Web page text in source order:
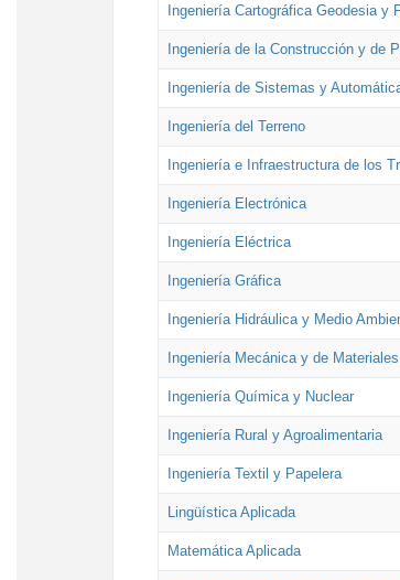
Ingeniería Cartográfica Geodesia y
Ingeniería de la Construcción y de
Ingeniería de Sistemas y
Ingeniería del Terreno
Ingeniería e Infraestructura de los
Ingeniería Electrónica
Ingeniería Eléctrica
Ingeniería Gráfica
Ingeniería Hidráulica y Medio
Ingeniería Mecánica y de Materiales
Ingeniería Química y Nuclear
Ingeniería Rural y Agroalimentaria
Ingeniería Textil y Papelera
Lingüística Aplicada
Matemática Aplicada